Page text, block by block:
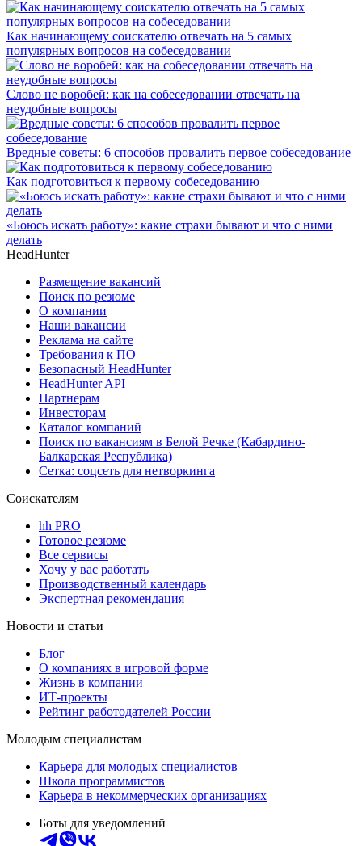
Как начинающему соискателю отвечать на 5 самых
популярных вопросов на собеседовании
Слово не воробей: как на собеседовании отвечать на
неудобные вопросы
Вредные советы: 6 способов провалить первое собеседование
Как подготовиться к первому собеседованию
«Боюсь искать работу»: какие страхи бывают и что с ними
делать
HeadHunter
Размещение вакансий
Поиск по резюме
О компании
Наши вакансии
Реклама на сайте
Требования к ПО
Безопасный HeadHunter
HeadHunter API
Партнерам
Инвесторам
Каталог компаний
Поиск по вакансиям в Белой Речке (Кабардино-
Балкарская Республика)
Сетка: соцсеть для нетворкинга
Соискателям
hh PRO
Готовое резюме
Все сервисы
Хочу у вас работать
Производственный календарь
Экспертная рекомендация
Новости и статьи
Блог
О компаниях в игровой форме
Жизнь в компании
ИТ-проекты
Рейтинг работодателей России
Молодым специалистам
Карьера для молодых специалистов
Школа программистов
Карьера в некоммерческих организациях
Боты для уведомлений